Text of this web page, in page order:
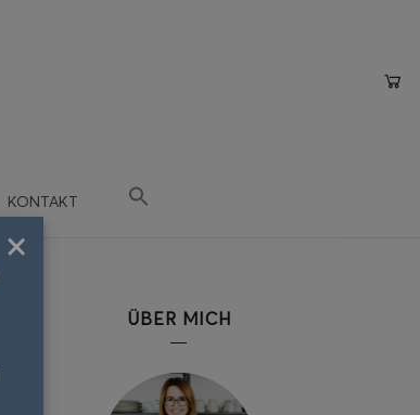
KONTAKT
ÜBER MICH
×